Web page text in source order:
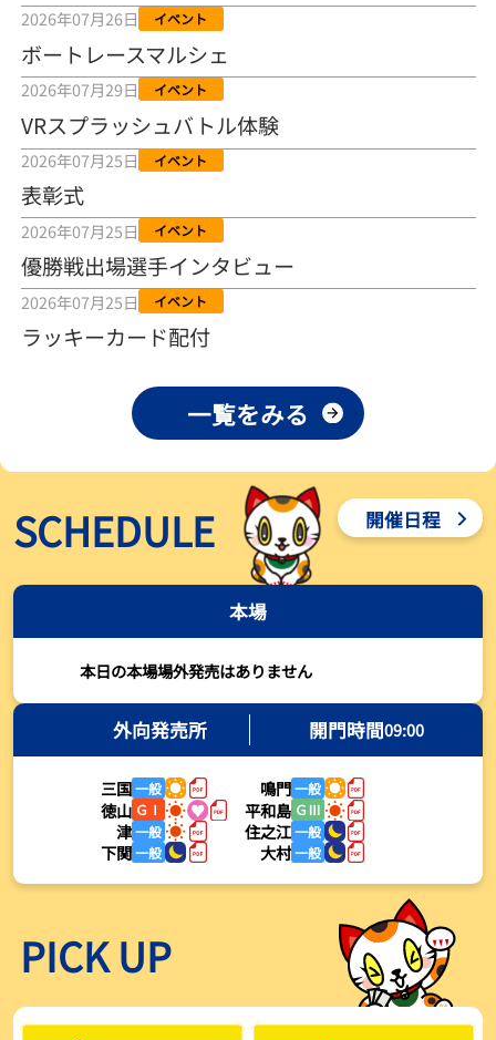
【ボートレース】12R優勝戦のスタート特訓実施 初Ｖ目指す宮崎心
之介の仕上がり上々／常滑 - 日刊スポーツ
2026年08月04日
【とこなめボート ルーキーシリーズ第15戦】荒木颯斗 当地フレッシ
ュルーキーが初Vで恩返しを
2026年08月03日
【とこなめボート】ういちの「好配招き猫」ルーキーシリーズ第15
戦～自分の収支状況も想定してこそ〝本物の予想〟！／ボートレー
ス
2026年08月03日
【ボートレース】荒木颯斗が地元唯一の優出！３号艇でデビュー初
Ｖ狙う「自分の好きな感じになっている」～とこなめルーキーＳ
【ボートレース】訓練中の大けが乗り越えデビューした宮崎心之介
が初Ｖ王手「１枠なら負けないと思います」～とこなめルーキーＳ
2026年08月03日
【常滑ボート・ルーキーＳ】津田陸翔はリング交換で気配一変「初
優勝目指して頑張ります」
【とこなめボート・岩瀬仁紀さんコラム】最後は塚越海斗に注目、
【ボートレース】荒木颯斗が地元勢でただ１人優出果たす「地元で
初優勝したい」／常滑 - 日刊スポーツ
2026年08月03日
【ボートレース】４枠で優出の塚越海斗が強気節「攻めていくレー
スをします」／常滑 - 日刊スポーツ
2026年08月03日
【ボートレース】広瀬凜が接戦制して２着で優出「出足、回り足は
【とこなめボート】塚越海斗が優勝戦で脅威の伸びを披露する「合
ったときの伸びは自分が一番」
2026年08月03日
2026年07月26日 イベント
ボートレースマルシェ
2026年07月29日 イベント
VRスプラッシュバトル体験
2026年07月25日 イベント
表彰式
2026年07月25日 イベント
優勝戦出場選手インタビュー
2026年07月25日 イベント
ラッキーカード配付
一覧をみる
SCHEDULE 開催日程
本場
本日の本場場外発売はありません
外向発売所 開門時間09:00
三国一般 鳴門一般
徳山 ＧⅠ 平和島 ＧⅢ
津一般 住之江一般
下関一般 大村一般
PICK UP